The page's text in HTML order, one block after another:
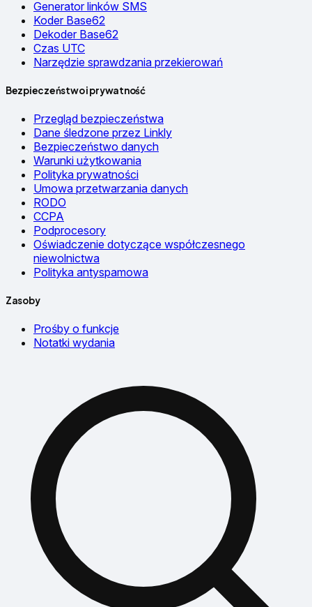
Generator linków SMS
Koder Base62
Dekoder Base62
Czas UTC
Narzędzie sprawdzania przekierowań
Bezpieczeństwo i prywatność
Przegląd bezpieczeństwa
Dane śledzone przez Linkly
Bezpieczeństwo danych
Warunki użytkowania
Polityka prywatności
Umowa przetwarzania danych
RODO
CCPA
Podprocesory
Oświadczenie dotyczące współczesnego
niewolnictwa
Polityka antyspamowa
Zasoby
Prośby o funkcje
Notatki wydania